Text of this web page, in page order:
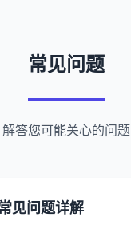
常见问题
解答您可能关心的问题
见问题详解